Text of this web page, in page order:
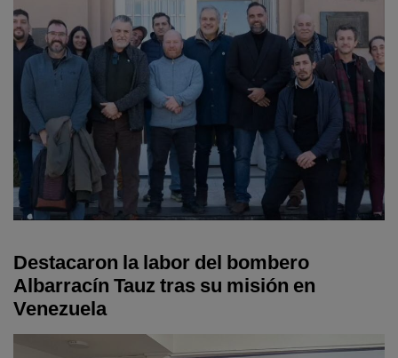
Destacaron la labor del bombero
Albarracín Tauz tras su misión en
Venezuela